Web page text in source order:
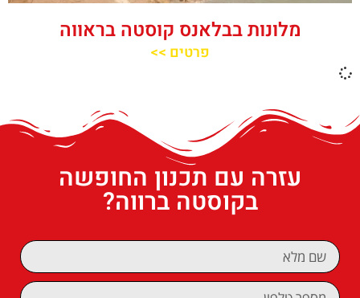
מלונות בבלאנס קוסטה בראווה
פרטים >>
עזרה עם תכנון החופשה
בקוסטה ברווה?